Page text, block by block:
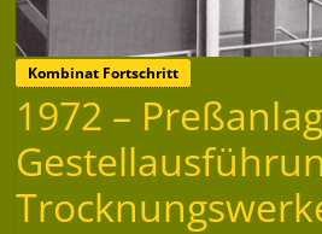
Kombinat Fortschritt
1972 –